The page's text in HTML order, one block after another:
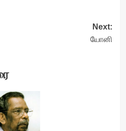
Next:
யோனி